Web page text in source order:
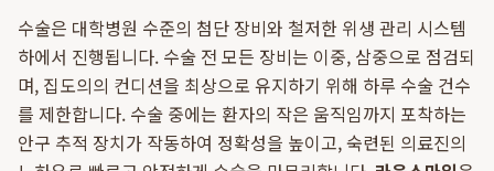
수술은 대학병원 수준의 첨단 장비와 철저한 위생 관리 시스템
하에서 진행됩니다. 수술 전 모든 장비는 이중, 삼중으로 점검되
며, 집도의의 컨디션을 최상으로 유지하기 위해 하루 수술 건수
를 제한합니다. 수술 중에는 환자의 작은 움직임까지 포착하는
안구 추적 장치가 작동하여 정확성을 높이고, 숙련된 의료진의